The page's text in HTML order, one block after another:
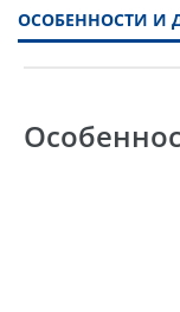
ОСОБЕННОСТИ И